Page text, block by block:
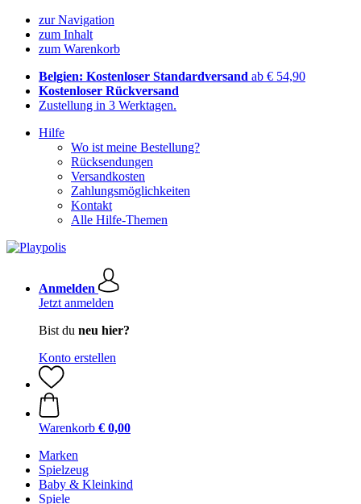
zur Navigation
zum Inhalt
zum Warenkorb
Belgien: Kostenloser Standardversand ab € 54,90
Kostenloser Rückversand
Zustellung in 3 Werktagen.
Hilfe
Wo ist meine Bestellung?
Rücksendungen
Versandkosten
Zahlungsmöglichkeiten
Kontakt
Alle Hilfe-Themen
Anmelden
Jetzt anmelden
Bist du neu hier?
Konto erstellen
Warenkorb € 0,00
Marken
Spielzeug
Baby & Kleinkind
Spiele